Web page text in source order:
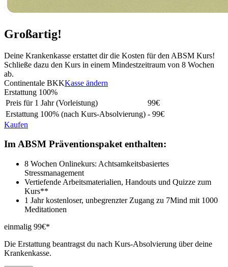
Großartig!
Deine Krankenkasse erstattet dir die Kosten für den ABSM Kurs!
Schließe dazu den Kurs in einem Mindestzeitraum von 8 Wochen
ab.
Continentale BKKKasse ändern
Erstattung 100%
Preis für 1 Jahr (Vorleistung)
99€
Erstattung 100% (nach Kurs-Absolvierung) - 99€
Kaufen
Im ABSM Präventionspaket enthalten:
8 Wochen Onlinekurs: Achtsamkeitsbasiertes
Stressmanagement
Vertiefende Arbeitsmaterialien, Handouts und Quizze zum
Kurs**
1 Jahr kostenloser, unbegrenzter Zugang zu 7Mind mit 1000
Meditationen
einmalig 99€*
Die Erstattung beantragst du nach Kurs-Absolvierung über deine
Krankenkasse.